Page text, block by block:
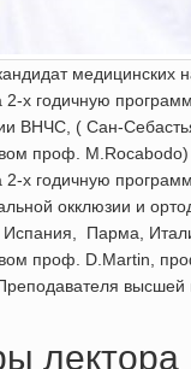
андидат медицинских
2-х годичную
ВНЧС, ( Сан-
проф. M.Rocabodo)
2-х годичную
окклюзии и
Испания, Парма,
проф . D.Martin,
лектора